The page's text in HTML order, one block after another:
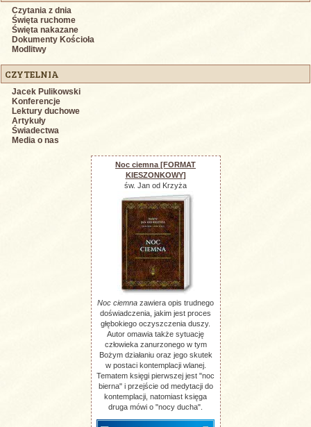
Czytania z dnia
Święta ruchome
Święta nakazane
Dokumenty Kościoła
Modlitwy
CZYTELNIA
Jacek Pulikowski
Konferencje
Lektury duchowe
Artykuły
Świadectwa
Media o nas
Noc ciemna [FORMAT
KIESZONKOWY]
św. Jan od Krzyża
Noc ciemna zawiera opis trudnego
doświadczenia, jakim jest proces
głębokiego oczyszczenia duszy.
Autor omawia także sytuację
człowieka zanurzonego w tym
Bożym działaniu oraz jego skutek
w postaci kontemplacji wlanej.
Tematem księgi pierwszej jest "noc
bierna" i przejście od medytacji do
kontemplacji, natomiast księga
druga mówi o "nocy ducha".